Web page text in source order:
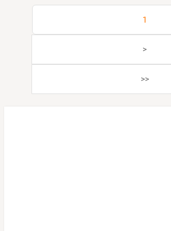
1
>
>>